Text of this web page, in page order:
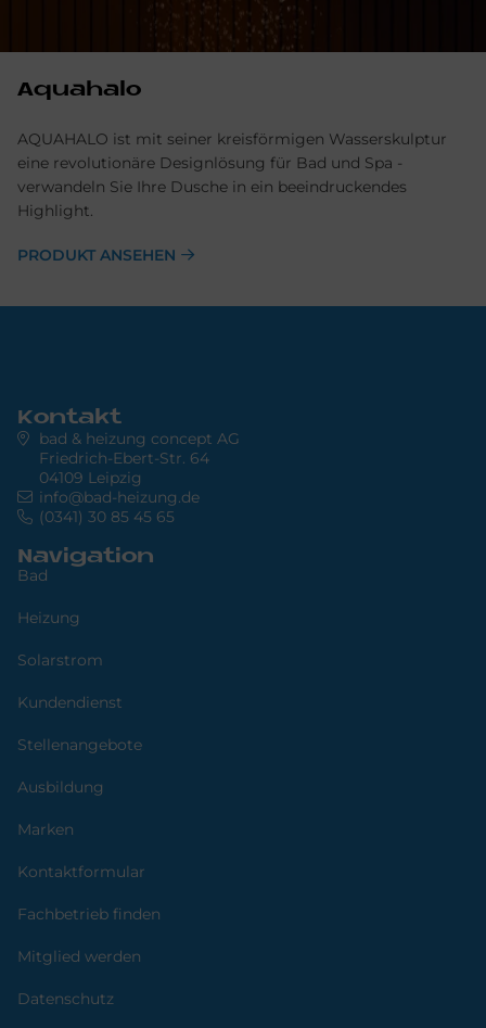
Aquahalo
AQUAHALO ist mit seiner kreisförmigen Wasserskulptur
eine revolutionäre Designlösung für Bad und Spa -
verwandeln Sie Ihre Dusche in ein beeindruckendes
Highlight.
PRODUKT ANSEHEN
Kontakt
bad & heizung concept AG
Friedrich-Ebert-Str. 64
04109 Leipzig
info@bad-heizung.de
(0341) 30 85 45 65
Navigation
Bad
Heizung
Solarstrom
Kundendienst
Stellenangebote
Ausbildung
Marken
Kontaktformular
Fachbetrieb finden
Mitglied werden
Datenschutz